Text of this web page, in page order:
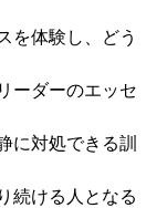
体験し、どう
ダーのエッセ
対処できる訓
ける人となる